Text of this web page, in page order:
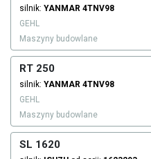
silnik: YANMAR 4TNV98
GEHL
Maszyny budowlane
RT 250
silnik: YANMAR 4TNV98
GEHL
Maszyny budowlane
SL 1620